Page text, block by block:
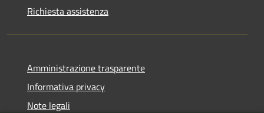
Richiesta assistenza
Amministrazione trasparente
Informativa privacy
Note legali